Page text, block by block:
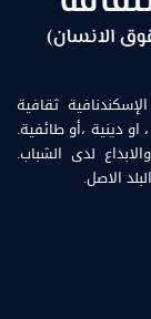
ثقافية
دينية ،أو طائفية.
لدى الشباب.
الاصل.